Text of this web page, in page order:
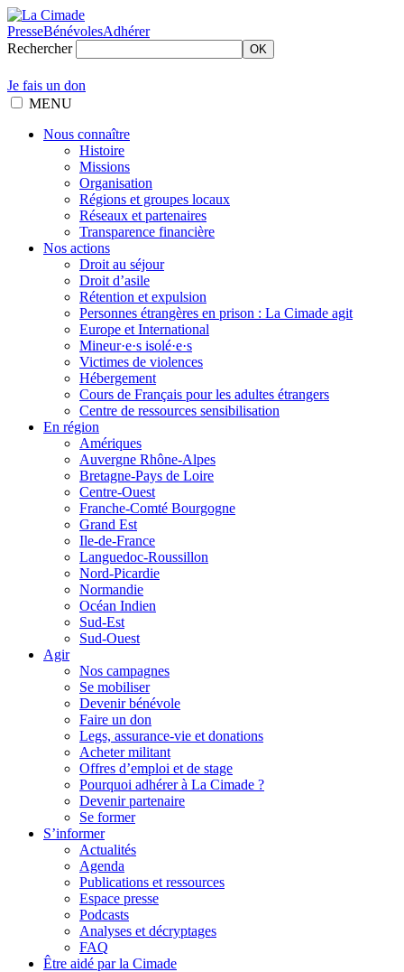
PresseBénévolesAdhérer
Rechercher
OK
Je fais un don
MENU
Nous connaître
Histoire
Missions
Organisation
Régions et groupes locaux
Réseaux et partenaires
Transparence financière
Nos actions
Droit au séjour
Droit d’asile
Rétention et expulsion
Personnes étrangères en prison : La Cimade agit
Europe et International
Mineur·e·s isolé·e·s
Victimes de violences
Hébergement
Cours de Français pour les adultes étrangers
Centre de ressources sensibilisation
En région
Amériques
Auvergne Rhône-Alpes
Bretagne-Pays de Loire
Centre-Ouest
Franche-Comté Bourgogne
Grand Est
Ile-de-France
Languedoc-Roussillon
Nord-Picardie
Normandie
Océan Indien
Sud-Est
Sud-Ouest
Agir
Nos campagnes
Se mobiliser
Devenir bénévole
Faire un don
Legs, assurance-vie et donations
Acheter militant
Offres d’emploi et de stage
Pourquoi adhérer à La Cimade ?
Devenir partenaire
Se former
S’informer
Actualités
Agenda
Publications et ressources
Espace presse
Podcasts
Analyses et décryptages
FAQ
Être aidé par la Cimade